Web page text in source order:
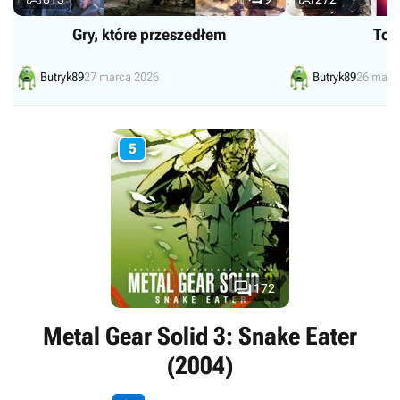
Gry, które przeszedłem
Butryk8927 marca 2026 Butryk8926
5
172
Metal Gear Solid 3: Snake Eater
(2004)